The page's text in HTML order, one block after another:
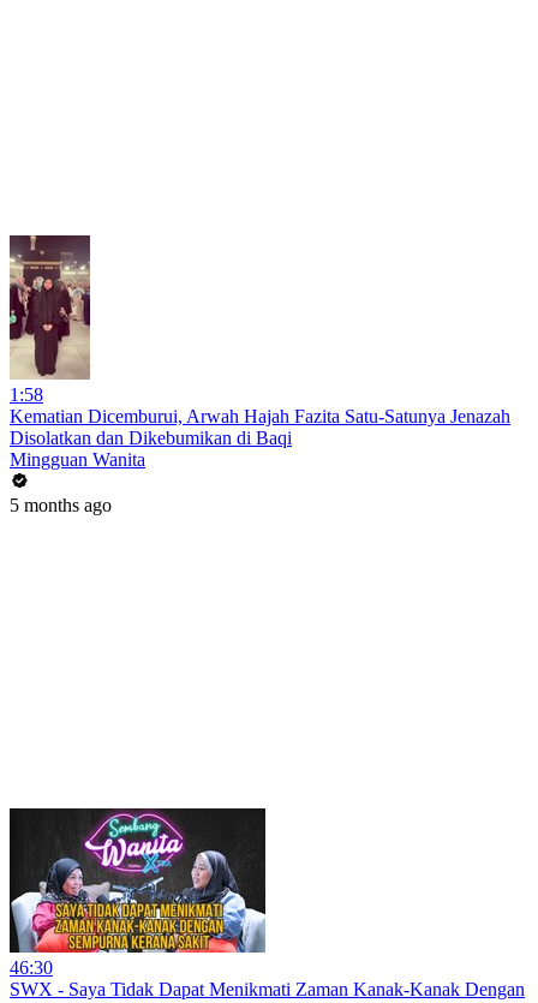
1:58
Kematian Dicemburui, Arwah Hajah Fazita Satu-Satunya Jenazah
Disolatkan dan Dikebumikan di Baqi
Mingguan Wanita
5 months ago
46:30
SWX - Saya Tidak Dapat Menikmati Zaman Kanak-Kanak Dengan